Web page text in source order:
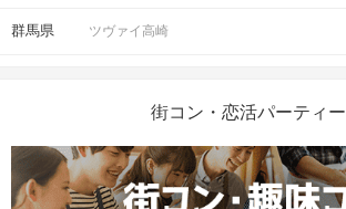
群馬県 ツヴァイ高崎
街コン・恋活パーティー